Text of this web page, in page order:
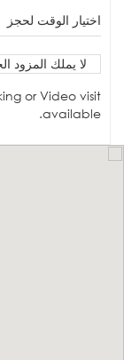
اختيار الوقت لحجز
لا يملك المزود
or Video visit
available.